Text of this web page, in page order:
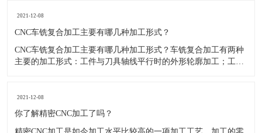
其他的常规材料，比如铜材和铝合金，究其原因有以下几个关键
2021-12-08
CNC车铣复合加工主要有哪几种加工形式？
CNC车铣复合加工主要有哪几种加工形式？车铣复合加工有两种
主要的加工形式：工件与刀具轴线平行时的外形轮廓加工；工件
2021-12-08
​你了解精密CNC加工了吗？
精密CNC加工是如今加工水平比较高的一项加工工艺，加工的零